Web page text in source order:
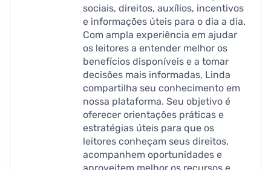
sociais, direitos, auxílios, incentivos
e informações úteis para o dia a dia.
Com ampla experiência em ajudar
os leitores a entender melhor os
benefícios disponíveis e a tomar
decisões mais informadas, Linda
compartilha seu conhecimento em
nossa plataforma. Seu objetivo é
oferecer orientações práticas e
estratégias úteis para que os
leitores conheçam seus direitos,
acompanhem oportunidades e